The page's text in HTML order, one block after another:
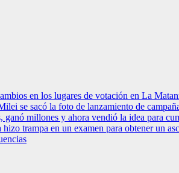
en los lugares de votación en La
se sacó la foto de lanzamiento de
ganó millones y ahora vendió la idea para
trampa en un examen para obtener un